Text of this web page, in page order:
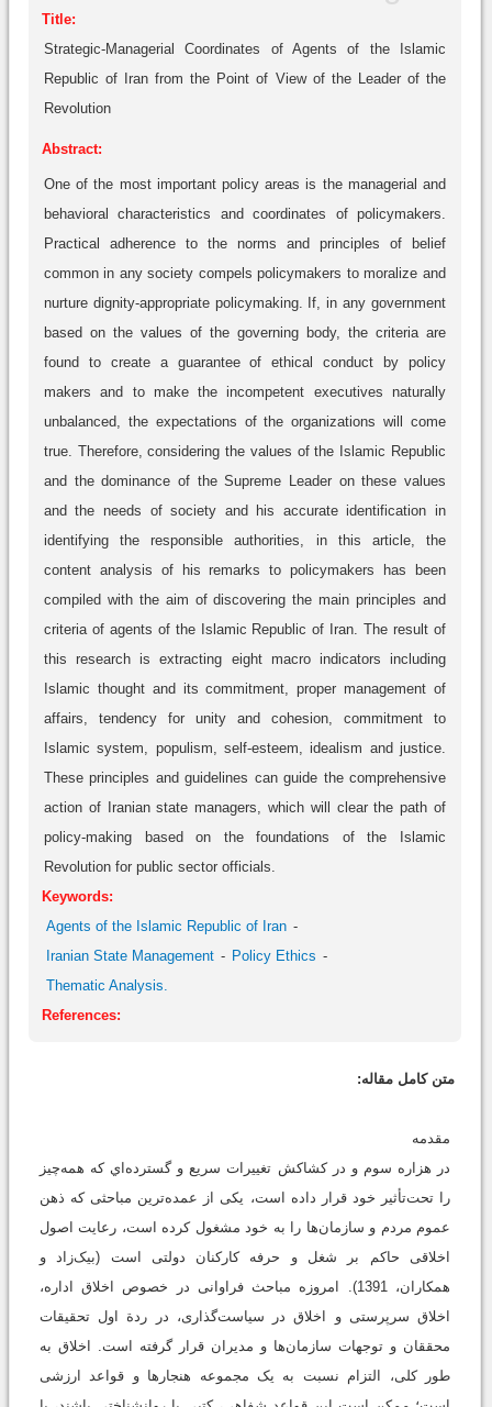
Title:
Strategic-Managerial Coordinates of Agents of the Islamic
Republic of Iran from the Point of View of the Leader of the
Revolution
Abstract:
One of the most important policy areas is the managerial and
behavioral characteristics and coordinates of policymakers.
Practical adherence to the norms and principles of belief
common in any society compels policymakers to moralize and
nurture dignity-appropriate policymaking. If, in any government
based on the values of the governing body, the criteria are
found to create a guarantee of ethical conduct by policy
makers and to make the incompetent executives naturally
unbalanced, the expectations of the organizations will come
true. Therefore, considering the values of the Islamic Republic
and the dominance of the Supreme Leader on these values
and the needs of society and his accurate identification in
identifying the responsible authorities, in this article, the
content analysis of his remarks to policymakers has been
compiled with the aim of discovering the main principles and
criteria of agents of the Islamic Republic of Iran. The result of
this research is extracting eight macro indicators including
Islamic thought and its commitment, proper management of
affairs, tendency for unity and cohesion, commitment to
Islamic system, populism, self-esteem, idealism and justice.
These principles and guidelines can guide the comprehensive
action of Iranian state managers, which will clear the path of
policy-making based on the foundations of the Islamic
Revolution for public sector officials.
Keywords:
Agents of the Islamic Republic of Iran
Iranian State Management
Policy Ethics
Thematic Analysis.
References:
متن کامل مقاله:
مقدمه
در هزاره سوم و در کشاکش تغییرات سریع و گسترده‌اي که همه‌چیز
را تحت‌تأثیر خود قرار داده است، یکی از عمده‌ترین مباحثی که ذهن
عموم مردم و سازمان‌ها را به خود مشغول کرده است، رعایت اصول
اخلاقی حاکم بر شغل و حرفه کارکنان دولتی است (بیک‌زاد و
همکاران، 1391). امروزه مباحث فراوانی در خصوص اخلاق اداره،
اخلاق سرپرستی و اخلاق در سیاست‌گذاری، در ردة اول تحقیقات
محققان و توجهات سازمان‌ها و مدیران قرار گرفته است. اخلاق به
طور کلی، التزام نسبت به یک مجموعه هنجارها و قواعد ارزشی